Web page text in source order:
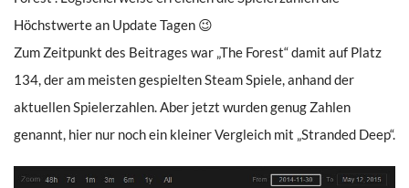
Höchstwerte an Update Tagen 😉
Zum Zeitpunkt des Beitrages war „The Forest“ damit auf Platz
134, der am meisten gespielten Steam Spiele, anhand der
aktuellen Spielerzahlen. Aber jetzt wurden genug Zahlen
genannt, hier nur noch ein kleiner Vergleich mit „Stranded Deep“.